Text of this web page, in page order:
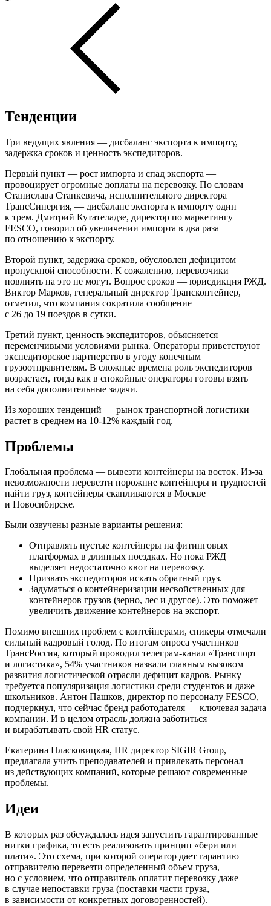
Тенденции
Три ведущих явления — дисбаланс экспорта к импорту,
задержка сроков и ценность экспедиторов.
Первый пункт — рост импорта и спад экспорта —
провоцирует огромные доплаты на перевозку. По словам
Станислава Станкевича, исполнительного директора
ТрансСинергия, — дисбаланс экспорта к импорту один
к трем. Дмитрий Кутателадзе, директор по маркетингу
FESCO, говорил об увеличении импорта в два раза
по отношению к экспорту.
Второй пункт, задержка сроков, обусловлен дефицитом
пропускной способности. К сожалению, перевозчики
повлиять на это не могут. Вопрос сроков — юрисдикция РЖД.
Виктор Марков, генеральный директор Трансконтейнер,
отметил, что компания сократила сообщение
с 26 до 19 поездов в сутки.
Третий пункт, ценность экспедиторов, объясняется
переменчивыми условиями рынка. Операторы приветствуют
экспедиторское партнерство в угоду конечным
грузоотправителям. В сложные времена роль экспедиторов
возрастает, тогда как в спокойные операторы готовы взять
на себя дополнительные задачи.
Из хороших тенденций — рынок транспортной логистики
растет в среднем на 10-12% каждый год.
Проблемы
Глобальная проблема — вывезти контейнеры на восток. Из-за
невозможности перевезти порожние контейнеры и трудностей
найти груз, контейнеры скапливаются в Москве
и Новосибирске.
Были озвучены разные варианты решения:
Отправлять пустые контейнеры на фитинговых
платформах в длинных поездках. Но пока РЖД
выделяет недостаточно квот на перевозку.
Призвать экспедиторов искать обратный груз.
Задуматься о контейнеризации несвойственных для
контейнеров грузов (зерно, лес и другое). Это поможет
увеличить движение контейнеров на экспорт.
Помимо внешних проблем с контейнерами, спикеры отмечали
сильный кадровый голод. По итогам опроса участников
ТрансРоссия, который проводил телеграм-канал «Транспорт
и логистика», 54% участников назвали главным вызовом
развития логистической отрасли дефицит кадров. Рынку
требуется популяризация логистики среди студентов и даже
школьников. Антон Пашков, директор по персоналу FESCO,
подчеркнул, что сейчас бренд работодателя — ключевая задача
компании. И в целом отрасль должна заботиться
и вырабатывать свой HR статус.
Екатерина Пласковицкая, HR директор SIGIR Group,
предлагала учить преподавателей и привлекать персонал
из действующих компаний, которые решают современные
проблемы.
Идеи
В которых раз обсуждалась идея запустить гарантированные
нитки графика, то есть реализовать принцип «бери или
плати». Это схема, при которой оператор дает гарантию
отправителю перевезти определенный объем груза,
но с условием, что отправитель оплатит перевозку даже
в случае непоставки груза (поставки части груза,
в зависимости от конкретных договоренностей).